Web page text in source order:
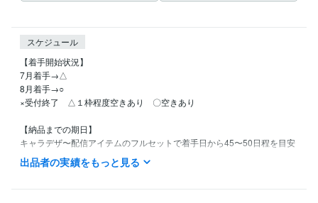
スケジュール
【着手開始状況】
7月着手→△
8月着手→○
×受付終了　△１枠程度空きあり　〇空きあり
【納品までの期日】
キャラデザ〜配信アイテムのフルセットで着手日から45〜50日程を目安
としてお考え下さい。
着手日の目安はご購入前にお気軽にご相談ください。（購入日＝着手日
出品者の実績をもっと見る